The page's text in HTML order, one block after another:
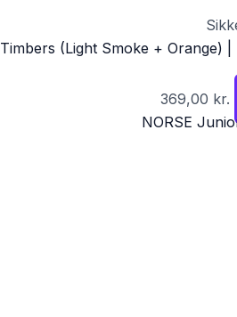
Timbers (Light Smoke + Orange)
369,00 kr.